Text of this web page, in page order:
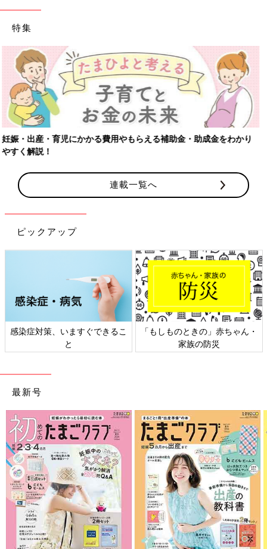
特集
【ワクチン接種できるものも】妊婦の感染症対策、知っておいて！
連載一覧へ
ピックアップ
日本外来小児科学会リーフレッ
ト検討会
六星占術 細木かおりさんの人生
相談
最新号